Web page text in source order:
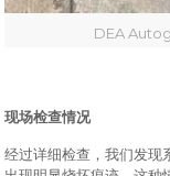
DEA
现场检查情况
经过详细检查，我们发现